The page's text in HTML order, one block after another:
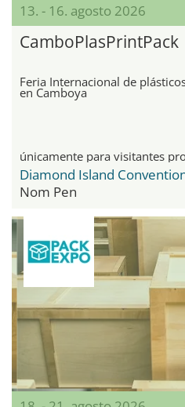
13. - 16. agosto 2026
CamboPlasPrintPack
Feria Internacional de
en Camboya
únicamente para visitantes
Nom Pen